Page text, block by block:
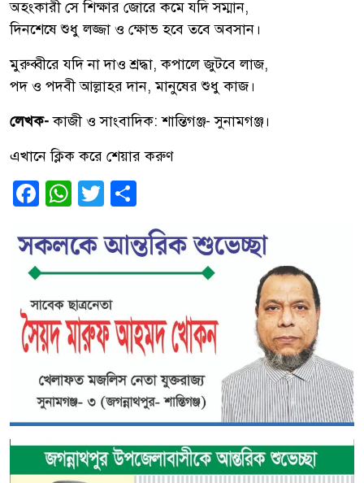
অহংকারী সে শিক্ষার জোরে কমে যদি সম্মান,
দিনশেষে শুধু লজ্জা ও ক্ষোভ হবে তবে অবসান।
মুরুব্বীরে যদি না দাও শ্রদ্ধা, কপালে জুটবে লাজ,
পদ ও পদবী আল্লাহর দান, মানুষের শুধু কাজ।
লেখক-কাজী ও সাংবাদিক: শান্তিগঞ্জ- সুনামগঞ্জ।
এখানে ক্লিক করে শেয়ার করুণ
Facebook
WhatsApp
Twitter